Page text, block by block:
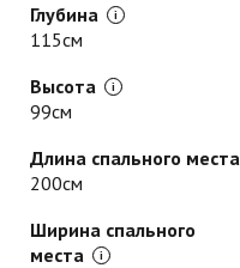
Глубина
115см
Высота
99см
Длина спального места
200см
Ширина спального
места